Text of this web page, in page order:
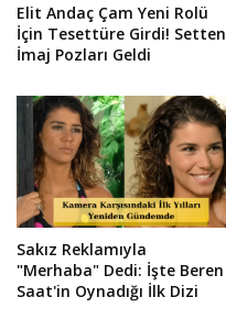
Elit Andaç Çam Yeni Rolü
İçin Tesettüre Girdi! Setten
İmaj Pozları Geldi
Sakız Reklamıyla
"Merhaba" Dedi: İşte Beren
Saat'in Oynadığı İlk Dizi